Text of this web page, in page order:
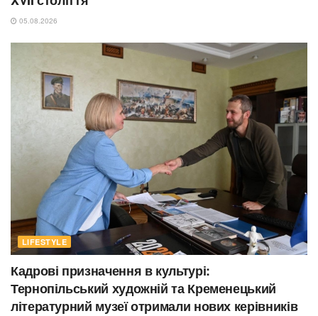
05.08.2026
LIFESTYLE
Кадрові призначення в культурі:
Тернопільський художній та Кременецький
літературний музеї отримали нових керівників